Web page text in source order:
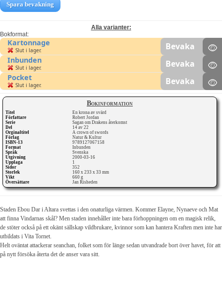
Bokinformation
Titel
En krona av svärd
Författare
Robert Jordan
Serie
Sagan om Drakens återkomst
Del
14 av 22
Orginaltitel
A crown of swords
Förlag
Natur & Kultur
ISBN-13
9789127067158
Format
Inbunden
Språk
Svenska
Utgivning
2000-03-16
Upplaga
1
Sidor
352
Storlek
160 x 233 x 33 mm
Vikt
660 g
Översättare
Jan Risheden
Spara bevakning
Alla varianter:
Bokformat:
Kartonnage
Slut i lager. Bevaka
Inbunden
Slut i lager. Bevaka
Pocket
Slut i lager. Bevaka
Staden Ebou Dar i Altara svettas i den onaturliga värmen. Kommer Elayne, Nynaeve och Mat
att finna Vindarnas skål? Men staden innehåller inte bara förhoppningen om en magisk relik,
de stöter också på ett okänt sällskap vildbrukare, kvinnor som kan hantera Kraften men inte har
utbildats i Vita Tornet.
Helt oväntat attackerar seanchan, folket som för länge sedan utvandrade bort över havet, för att
på nytt försöka återta det de anser vara sitt.